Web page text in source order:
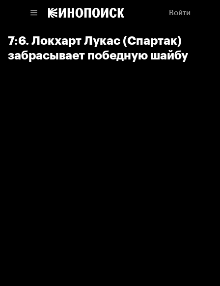
Войти
7:6. Локхарт Лукас (Спартак)
забрасывает победную шайбу